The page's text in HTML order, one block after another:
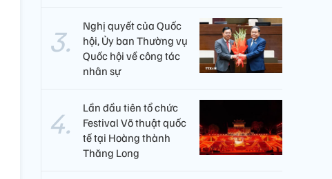
Nghị quyết của Quốc
hội, Ủy ban Thường vụ
Quốc hội về công tác
nhân sự
Lần đầu tiên tổ chức
Festival Võ thuật quốc
tế tại Hoàng thành
Thăng Long